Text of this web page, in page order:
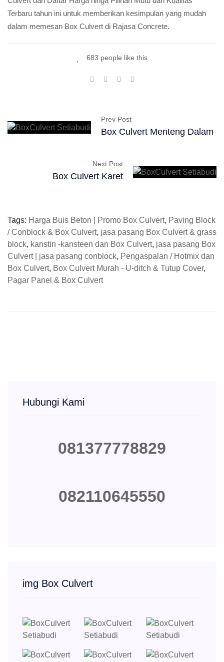
Terbaru tahun ini untuk memberikan kesimpulan yang mudah
dalam memesan Box Culvert di Rajasa Concrete.
683 people like this
Prev Post
Box Culvert Menteng Dalam
Next Post
Box Culvert Karet
Tags: Harga Buis Beton | Promo Box Culvert, Paving Block
/ Conblock & Box Culvert, jasa pasang Box Culvert & grass
block, kanstin -kansteen dan Box Culvert, jasa pasang Box
Culvert | jasa pasang conblock, Pengaspalan / Hotmix dan
Box Culvert, Box Culvert Murah - U-ditch & Tutup Cover,
Pagar Panel & Box Culvert
Hubungi Kami
081377778829
082110645550
img Box Culvert